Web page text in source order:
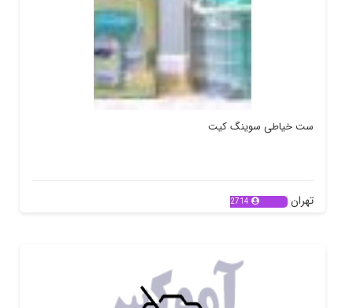
ست خیاطی سوینگ کیت
تهران 2714